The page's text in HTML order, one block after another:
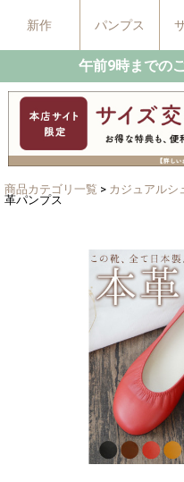
新作 パンプス
午前9時までの
商品カテゴリ一覧 > カジュアルシ
革パンプス